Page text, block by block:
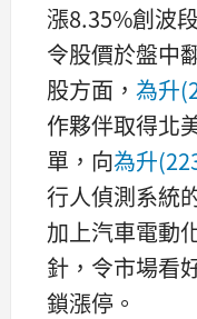
漲8.35%創波
令股價於盤中
股方面， 為升
作夥伴取得北
單，向為升
行人偵測系統
加上汽車電動
針，令市場看
鎖漲停。